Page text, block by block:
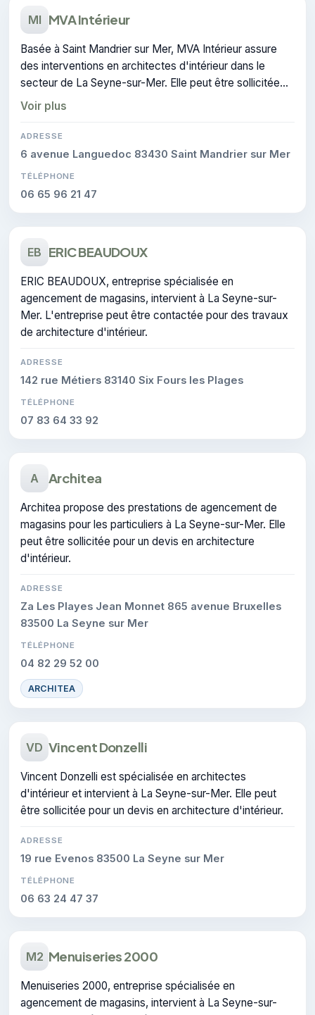
MI MVA Intérieur
Basée à Saint Mandrier sur Mer, MVA Intérieur assure
des interventions en architectes d'intérieur dans le
secteur de La Seyne-sur-Mer. Elle peut être sollicitée
pour un devis en architecture d'intérieur.
Voir plus
ADRESSE
6 avenue Languedoc 83430 Saint Mandrier sur Mer
TÉLÉPHONE
06 65 96 21 47
EB ERIC BEAUDOUX
ERIC BEAUDOUX, entreprise spécialisée en
agencement de magasins, intervient à La Seyne-sur-
Mer. L'entreprise peut être contactée pour des travaux
de architecture d'intérieur.
ADRESSE
142 rue Métiers 83140 Six Fours les Plages
TÉLÉPHONE
07 83 64 33 92
A Architea
Architea propose des prestations de agencement de
magasins pour les particuliers à La Seyne-sur-Mer. Elle
peut être sollicitée pour un devis en architecture
d'intérieur.
ADRESSE
Za Les Playes Jean Monnet 865 avenue Bruxelles
83500 La Seyne sur Mer
TÉLÉPHONE
04 82 29 52 00
ARCHITEA
VD Vincent Donzelli
Vincent Donzelli est spécialisée en architectes
d'intérieur et intervient à La Seyne-sur-Mer. Elle peut
être sollicitée pour un devis en architecture d'intérieur.
ADRESSE
19 rue Evenos 83500 La Seyne sur Mer
TÉLÉPHONE
06 63 24 47 37
M2 Menuiseries 2000
Menuiseries 2000, entreprise spécialisée en
agencement de magasins, intervient à La Seyne-sur-